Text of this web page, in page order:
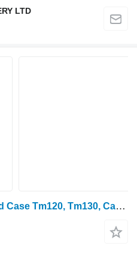
LTD
Primární hřídel New Holland Case Tm120, Tm130, Case Puma 130 Transmission Shaft S24/26 51622 5162246 pro kolového traktoru New Holland Case Tm120, Tm130, Case Puma 130